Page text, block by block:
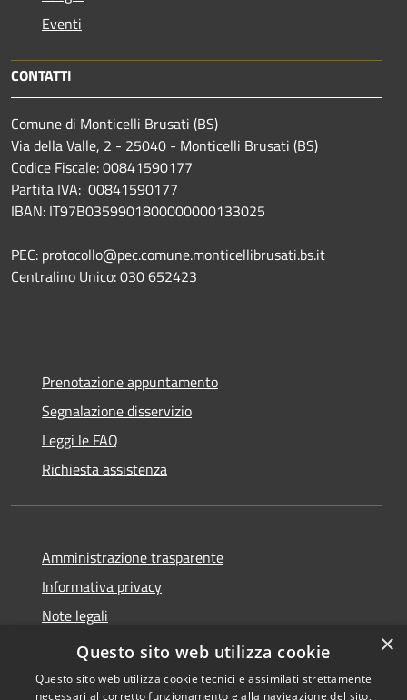
Eventi
CONTATTI
Comune di Monticelli Brusati (BS)
Via della Valle, 2 - 25040 - Monticelli Brusati (BS)
Codice Fiscale: 00841590177
Partita IVA: 00841590177
IBAN: IT97B0359901800000000133025
PEC: protocollo@pec.comune.monticellibrusati.bs.it
Centralino Unico: 030 652423
Prenotazione appuntamento
Segnalazione disservizio
Leggi le FAQ
Richiesta assistenza
Amministrazione trasparente
Informativa privacy
Note legali
Dichiarazione di accessibilità
×
Questo sito web utilizza cookie
Questo sito web utilizza cookie tecnici e assimilati strettamente
necessari al corretto funzionamento e alla navigazione del sito,